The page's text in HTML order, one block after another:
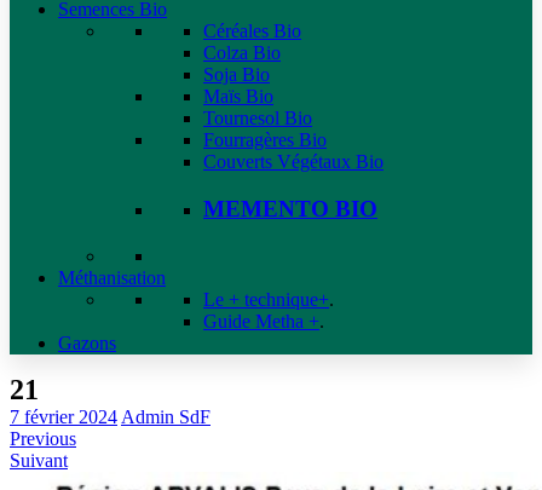
Semences Bio
Céréales Bio
Colza Bio
Soja Bio
Maïs Bio
Tournesol Bio
Fourragères Bio
Couverts Végétaux Bio
MEMENTO BIO
Méthanisation
Le + technique+.
Guide Metha +.
Gazons
21
7 février 2024 Admin SdF
Previous
Suivant